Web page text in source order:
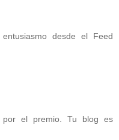
desde el Feed
por el premio. Tu blog es